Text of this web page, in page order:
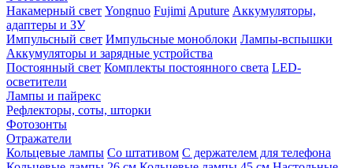
Накамерный свет Yongnuo Fujimi Aputure Аккумуляторы,
адаптеры и ЗУ
Импульсный свет Импульсные моноблоки Лампы-вспышки
Аккумуляторы и зарядные устройства
Постоянный свет Комплекты постоянного света LED-
осветители
Лампы и пайрекс
Рефлекторы, соты, шторки
Фотозонты
Отражатели
Кольцевые лампы Со штативом С держателем для телефона